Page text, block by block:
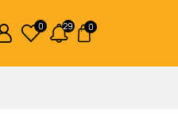
0 29 0